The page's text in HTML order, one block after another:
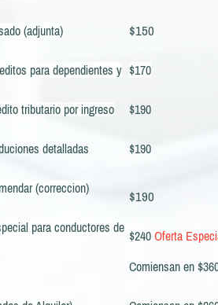
(adjunta) $150
para dependientes y $170
tributario por ingreso
$190
detalladas $190
(correccion)
$190
para conductores de
$240 Oferta
Comiensan en